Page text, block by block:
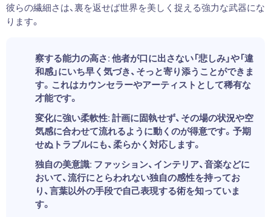
彼らの繊細さは、裏を返せば世界を美しく捉える強力な武器にな
ります。
察する能力の高さ:他者が口に出さない「悲しみ」や「違
和感」にいち早く気づき、そっと寄り添うことができま
す。これはカウンセラーやアーティストとして稀有な
才能です。
変化に強い柔軟性:計画に固執せず、その場の状況や空
気感に合わせて流れるように動くのが得意です。予期
せぬトラブルにも、柔らかく対応します。
独自の美意識: ファッション、インテリア、音楽などに
おいて、流行にとらわれない独自の感性を持ってお
り、言葉以外の手段で自己表現する術を知っていま
す。